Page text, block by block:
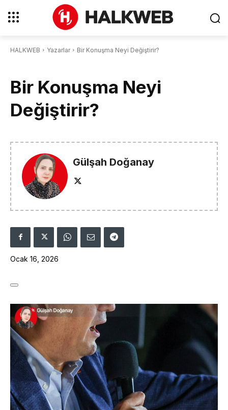
HALKWEB Yazarlar Bir Konuşma Neyi Değiştirir?
Bir Konuşma Neyi
Değiştirir?
Gülşah Doğanay
Ocak 16, 2026